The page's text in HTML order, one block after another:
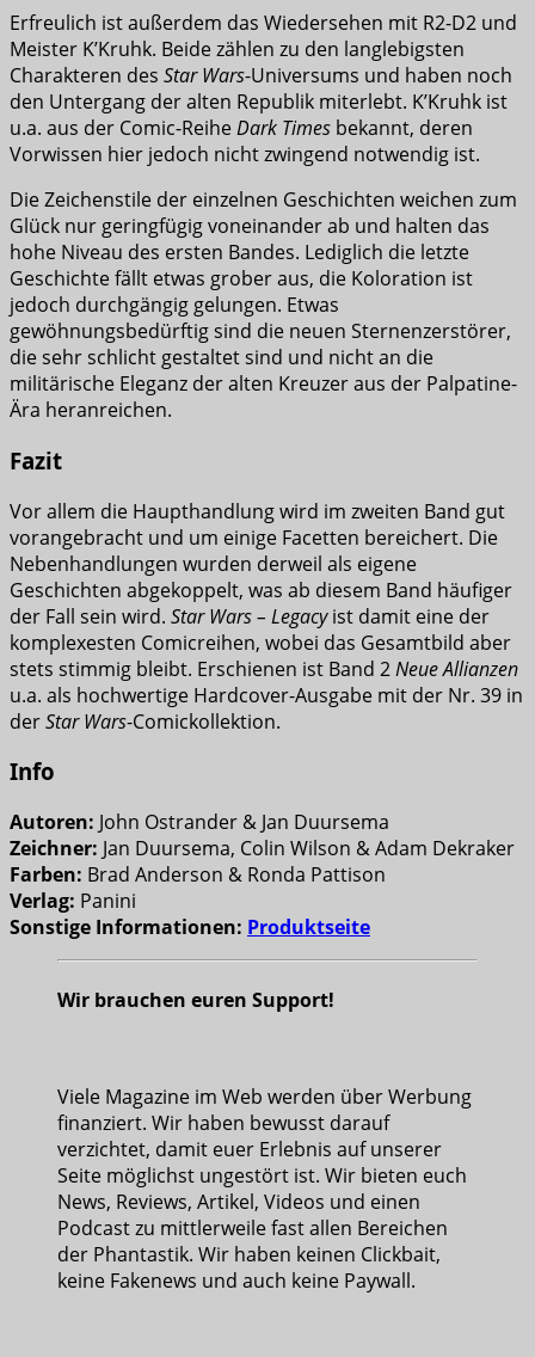
Erfreulich ist außerdem das Wiedersehen mit R2-D2 und
Meister K’Kruhk. Beide zählen zu den langlebigsten
Charakteren des Star Wars-Universums und haben noch
den Untergang der alten Republik miterlebt. K’Kruhk ist
u.a. aus der Comic-ReiheDark Times bekannt, deren
Vorwissen hier jedoch nicht zwingend notwendig ist.
Die Zeichenstile der einzelnen Geschichten weichen zum
Glück nur geringfügig voneinander ab und halten das
hohe Niveau des ersten Bandes. Lediglich die letzte
Geschichte fällt etwas grober aus, die Koloration ist
jedoch durchgängig gelungen. Etwas
gewöhnungsbedürftig sind die neuen Sternenzerstörer,
die sehr schlicht gestaltet sind und nicht an die
militärische Eleganz der alten Kreuzer aus der Palpatine-
Ära heranreichen.
Fazit
Vor allem die Haupthandlung wird im zweiten Band gut
vorangebracht und um einige Facetten bereichert. Die
Nebenhandlungen wurden derweil als eigene
Geschichten abgekoppelt, was ab diesem Band häufiger
der Fall sein wird. Star Wars – Legacyist damit eine der
komplexesten Comicreihen, wobei das Gesamtbild aber
stets stimmig bleibt. Erschienen ist Band 2Neue Allianzen
u.a. als hochwertige Hardcover-Ausgabe mit der Nr. 39 in
derStar Wars-Comickollektion.
Info
Autoren: John Ostrander & Jan Duursema
Zeichner: Jan Duursema, Colin Wilson & Adam Dekraker
Farben: Brad Anderson & Ronda Pattison
Verlag: Panini
Sonstige Informationen: Produktseite
Wir brauchen euren Support!
Viele Magazine im Web werden über Werbung
finanziert. Wir haben bewusst darauf
verzichtet, damit euer Erlebnis auf unserer
Seite möglichst ungestört ist. Wir bieten euch
News, Reviews, Artikel, Videos und einen
Podcast zu mittlerweile fast allen Bereichen
der Phantastik. Wir haben keinen Clickbait,
keine Fakenews und auch keine Paywall.